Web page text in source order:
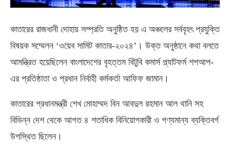
কাতারের রাজধানী দোহায় সম্প্রতি অনুষ্ঠিত হয় এ অঞ্চলের সর্ববৃহৎ প্রযুক্তি
বিষয়ক সম্মেলন ‘ওয়েব সামিট কাতার-২০২৪’। উক্ত অনুষ্ঠানে কথা বলতে
আমন্ত্রিত হয়েছিলেন বাংলাদেশের বৃহত্তম বিটুবি কমার্স প্ল্যাটফর্ম শপআপ-
এর প্রতিষ্ঠাতা ও প্রধান নির্বাহী কর্মকর্তা আফিফ জামান।
কাতারের প্রধানমন্ত্রী শেখ মোহাম্মদ বিন আবদুল রহমান আল থানি সহ
বিভিন্ন দেশ থেকে আগত ৪ শতাধিক বিনিয়োগকারী ও গণ্যমান্য ব্যক্তিবর্গ
উপস্থিত ছিলেন।